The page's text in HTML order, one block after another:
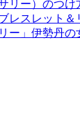
リー）のつ
スレット
ー」伊勢丹の